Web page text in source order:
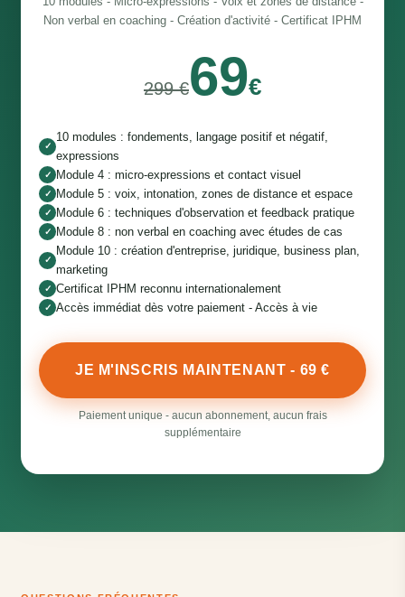
Non verbal en coaching - Création d'activité - Certificat IPHM
299 €69€
✓
10 modules : fondements, langage positif et négatif,
expressions
✓ Module 4 : micro-expressions et contact visuel
✓ Module 5 : voix, intonation, zones de distance et espace
✓ Module 6 : techniques d'observation et feedback pratique
✓ Module 8 : non verbal en coaching avec études de cas
✓
Module 10 : création d'entreprise, juridique, business plan,
marketing
✓ Certificat IPHM reconnu internationalement
✓ Accès immédiat dès votre paiement - Accès à vie
JE M'INSCRIS MAINTENANT - 69 €
Paiement unique - aucun abonnement, aucun frais
supplémentaire